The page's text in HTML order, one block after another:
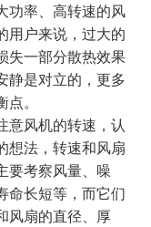
功率、高转速的风
用户来说，过大的
失一部分散热效果
静是对立的，更多
。
风机的转速，认
想法，转速和风扇
要考察风量、噪
命长短等，而它们
风扇的直径、厚